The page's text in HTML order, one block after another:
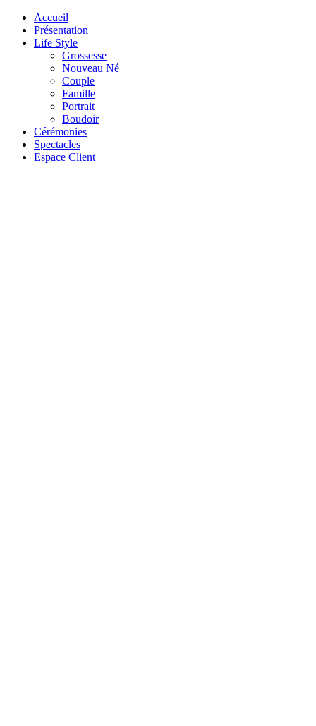
Accueil
Présentation
Life Style
Grossesse
Nouveau Né
Couple
Famille
Portrait
Boudoir
Cérémonies
Spectacles
Espace Client